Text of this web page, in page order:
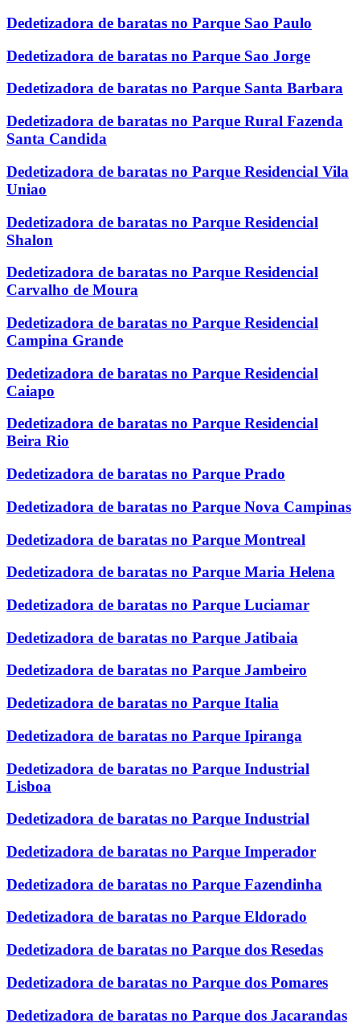
Dedetizadora de baratas no Parque Sao Paulo
Dedetizadora de baratas no Parque Sao Jorge
Dedetizadora de baratas no Parque Santa Barbara
Dedetizadora de baratas no Parque Rural Fazenda
Santa Candida
Dedetizadora de baratas no Parque Residencial Vila
Uniao
Dedetizadora de baratas no Parque Residencial
Shalon
Dedetizadora de baratas no Parque Residencial
Carvalho de Moura
Dedetizadora de baratas no Parque Residencial
Campina Grande
Dedetizadora de baratas no Parque Residencial
Caiapo
Dedetizadora de baratas no Parque Residencial
Beira Rio
Dedetizadora de baratas no Parque Prado
Dedetizadora de baratas no Parque Nova Campinas
Dedetizadora de baratas no Parque Montreal
Dedetizadora de baratas no Parque Maria Helena
Dedetizadora de baratas no Parque Luciamar
Dedetizadora de baratas no Parque Jatibaia
Dedetizadora de baratas no Parque Jambeiro
Dedetizadora de baratas no Parque Italia
Dedetizadora de baratas no Parque Ipiranga
Dedetizadora de baratas no Parque Industrial
Lisboa
Dedetizadora de baratas no Parque Industrial
Dedetizadora de baratas no Parque Imperador
Dedetizadora de baratas no Parque Fazendinha
Dedetizadora de baratas no Parque Eldorado
Dedetizadora de baratas no Parque dos Resedas
Dedetizadora de baratas no Parque dos Pomares
Dedetizadora de baratas no Parque dos Jacarandas